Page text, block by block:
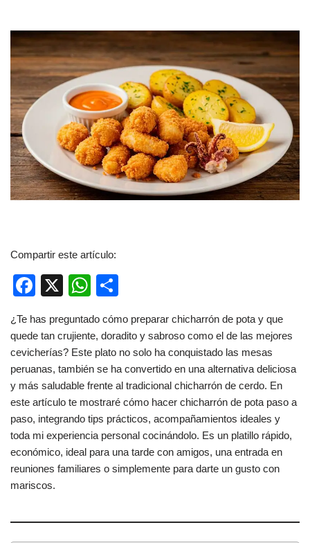
Compartir este artículo:
F
c
e
b
o
o
k
X
W
at
s
A
p
p
m
p
ar
tir
¿Te has preguntado cómo preparar chicharrón de pota y que
quede tan crujiente, doradito y sabroso como el de las mejores
cevicherías? Este plato no solo ha conquistado las mesas
peruanas, también se ha convertido en una alternativa deliciosa
y más saludable frente al tradicional chicharrón de cerdo. En
este artículo te mostraré cómo hacer chicharrón de pota paso a
paso, integrando tips prácticos, acompañamientos ideales y
toda mi experiencia personal cocinándolo. Es un platillo rápido,
económico, ideal para una tarde con amigos, una entrada en
reuniones familiares o simplemente para darte un gusto con
mariscos.